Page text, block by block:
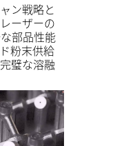
ン戦略と
ーザーの
部品性能
粉末供給
璧な溶融